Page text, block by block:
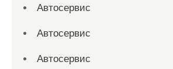
Автосервис
Автосервис
Автосервис